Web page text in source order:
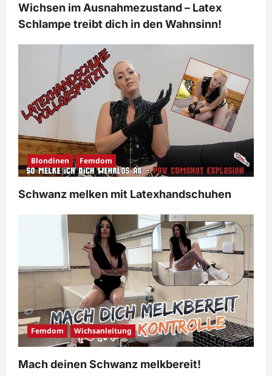
Wichsen im Ausnahmezustand – Latex
Schlampe treibt dich in den Wahnsinn!
Blondinen Femdom
Schwanz melken mit Latexhandschuhen
Femdom Wichsanleitung
Mach deinen Schwanz melkbereit!